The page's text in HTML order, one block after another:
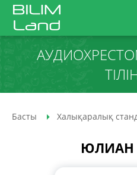
Басты Халықаралық
ЮЛИАН